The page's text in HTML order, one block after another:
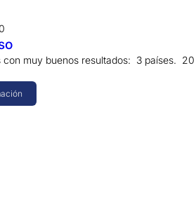
con muy buenos resultados: 3 países.